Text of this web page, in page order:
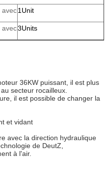
avec1Unit
avec3Units
36KW puissant, il est plus
secteur rocailleux.
il est possible de changer la
et vidant
avec la direction hydraulique
de DeutZ,
à l'air.